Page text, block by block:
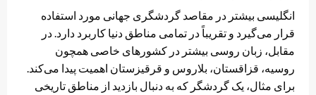
انگلیسی بیشتر در مقاصد گردشگری جهانی مورد استفاده
قرار می‌گیرد و تقریباً در تمامی مناطق دنیا کاربرد دارد. در
مقابل، زبان روسی بیشتر در کشورهای خاصی همچون
روسیه، قزاقستان، بلاروس و قرقیزستان اهمیت پیدا می‌کند.
برای مثال، یک گردشگر که به دنبال بازدید از مناطق تاریخی